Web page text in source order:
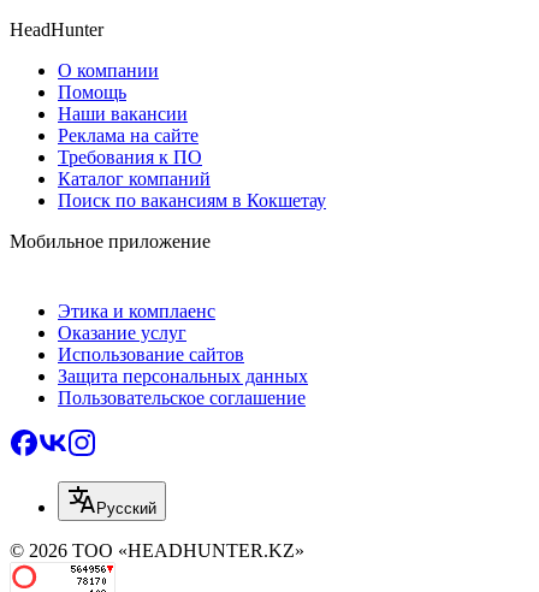
HeadHunter
О компании
Помощь
Наши вакансии
Реклама на сайте
Требования к ПО
Каталог компаний
Поиск по вакансиям в Кокшетау
Мобильное приложение
Этика и комплаенс
Оказание услуг
Использование сайтов
Защита персональных данных
Пользовательское соглашение
Русский
© 2026 ТОО «HEADHUNTER.KZ»